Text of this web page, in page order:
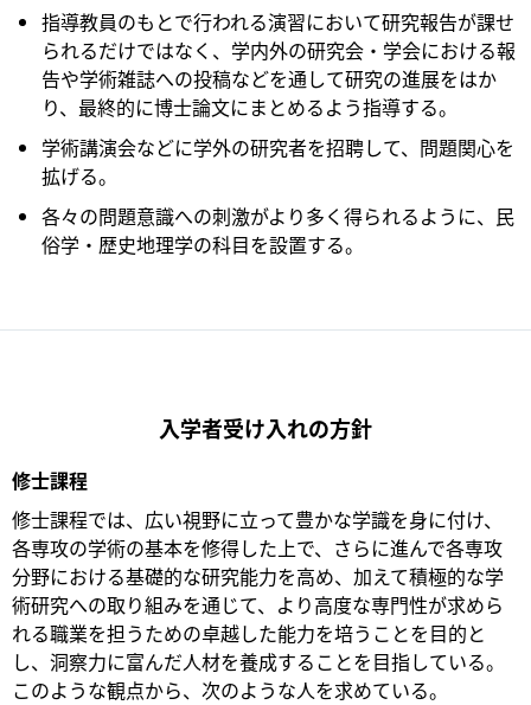
指導教員のもとで行われる演習において研究報告が課せ
られるだけではなく、学内外の研究会・学会における報
告や学術雑誌への投稿などを通して研究の進展をはか
り、最終的に博士論文にまとめるよう指導する。
学術講演会などに学外の研究者を招聘して、問題関心を
拡げる。
各々の問題意識への刺激がより多く得られるように、民
俗学・歴史地理学の科目を設置する。
入学者受け入れの方針
修士課程
修士課程では、広い視野に立って豊かな学識を身に付け、
各専攻の学術の基本を修得した上で、さらに進んで各専攻
分野における基礎的な研究能力を高め、加えて積極的な学
術研究への取り組みを通じて、より高度な専門性が求めら
れる職業を担うための卓越した能力を培うことを目的と
し、洞察力に富んだ人材を養成することを目指している。
このような観点から、次のような人を求めている。